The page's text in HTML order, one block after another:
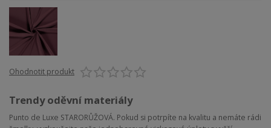
Ohodnotit produkt
Trendy oděvní materiály
Punto de Luxe STARORŮŽOVÁ. Pokud si potrpíte na kvalitu a nemáte rádi